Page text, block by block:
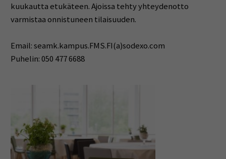
kuukautta etukäteen. Ajoissa tehty yhteydenotto
varmistaa onnistuneen tilaisuuden.
Email: seamk.kampus.FMS.FI(a)sodexo.com
Puhelin: 050 477 6688